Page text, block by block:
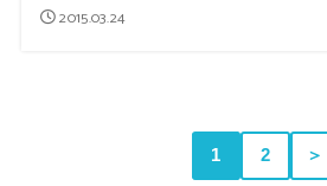
2015.03.24
1 2 ＞